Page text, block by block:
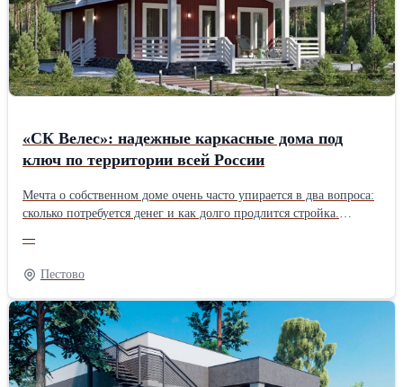
технику и опытные бригады. Гарантируем соблюдение сроков и
технологий. Цены начинаются от 600 руб./м2. Точную стоимость
рассчитаем после осмотра объекта. Звоните или пишите —
ответим на все вопросы и приедем посмотреть ваш участок.
«СК Велес»: надежные каркасные дома под
ключ по территории всей России
Мечта о собственном доме очень часто упирается в два вопроса:
сколько потребуется денег и как долго продлится стройка.
которое сделает мечту доступнее – банрхаусы собственного
изготовления – современные, надежные и по разумной
стоимости. Подрядчик осуществляет работу по всей России и
предлагает большой выбор проектов для дачи и постоянного
проживания, а в зависимости от бюджета доступны
разнообразные комплектации: с отделкой и без нее. Особенности
домов от «СК Велес» Каркасные технологии – это не просто
современный тренд, а проработанная инженерная система,
—
Пестово